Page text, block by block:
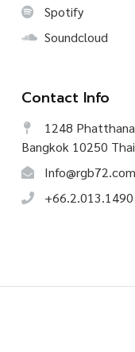
Spotify
Soundcloud
Contact Info
1248
Bangkok 10250
Info@rgb72.com
+66.2.013.1490